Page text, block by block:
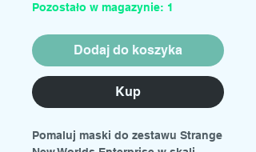
Pozostało w magazynie: 1
Dodaj do koszyka
Kup
Pomaluj maski do zestawu Strange